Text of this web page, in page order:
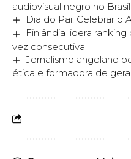
audiovisual negro no Brasil
Dia do Pai: Celebrar o
Finlândia lidera
vez consecutiva
Jornalismo angolano
ética e formadora de